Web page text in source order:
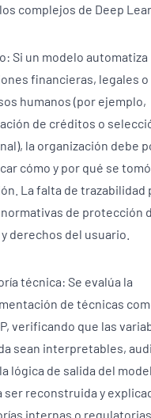
complejos de Deep
Si un modelo automatiza
financieras, legales o
humanos (por ejemplo,
de créditos o
la organización debe
cómo y por qué se
La falta de trazabilidad
de protección
derechos del usuario.
técnica: Se evalúa la
de técnicas
verificando que las
sean interpretables,
lógica de salida del
ser reconstruida y
internas o regulatorias.